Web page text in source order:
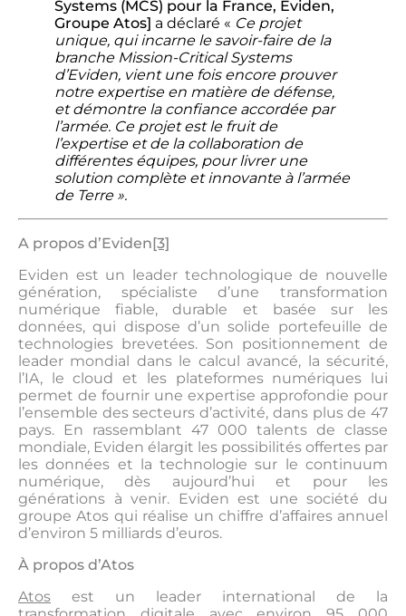
Systems (MCS) pour la France, Eviden,
Groupe Atos] a déclaré « Ce projet
unique, qui incarne le savoir-faire de la
branche Mission-Critical Systems
d’Eviden, vient une fois encore prouver
notre expertise en matière de défense,
et démontre la confiance accordée par
l’armée. Ce projet est le fruit de
l’expertise et de la collaboration de
différentes équipes, pour livrer une
solution complète et innovante à l’armée
de Terre ».
A propos d’Eviden [3]
Eviden est un leader technologique de nouvelle
génération, spécialiste d’une transformation
numérique fiable, durable et basée sur les
données, qui dispose d’un solide portefeuille de
technologies brevetées. Son positionnement de
leader mondial dans le calcul avancé, la sécurité,
l’IA, le cloud et les plateformes numériques lui
permet de fournir une expertise approfondie pour
l’ensemble des secteurs d’activité, dans plus de 47
pays. En rassemblant 47 000 talents de classe
mondiale, Eviden élargit les possibilités offertes par
les données et la technologie sur le continuum
numérique, dès aujourd’hui et pour les
générations à venir. Eviden est une société du
groupe Atos qui réalise un chiffre d’affaires annuel
d’environ 5 milliards d’euros.
À propos d’Atos
Atos est un leader international de la